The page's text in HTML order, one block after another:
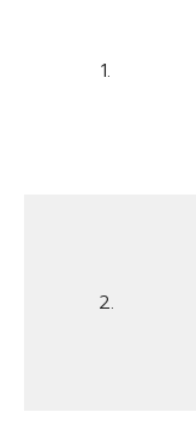
1.
2.